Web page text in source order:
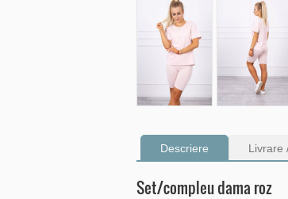
Descriere Livrare
Set/compleu dama roz